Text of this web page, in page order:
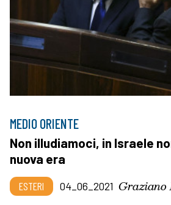
MEDIO ORIENTE
Non illudiamoci, in Israele
nuova era
ESTERI 04_06_2021 Graziano